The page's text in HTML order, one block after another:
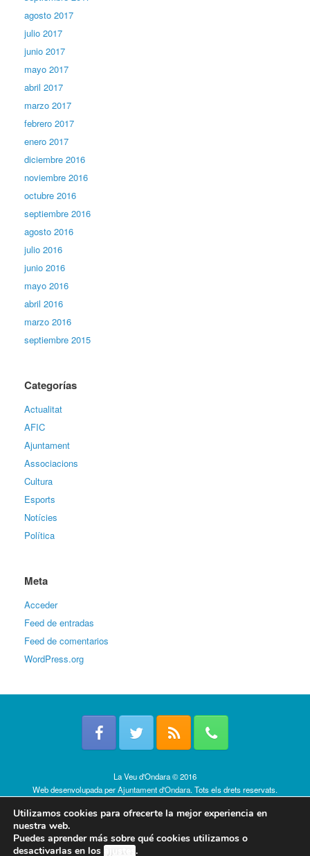
agosto 2017
julio 2017
junio 2017
mayo 2017
abril 2017
marzo 2017
febrero 2017
enero 2017
diciembre 2016
noviembre 2016
octubre 2016
septiembre 2016
agosto 2016
julio 2016
junio 2016
mayo 2016
abril 2016
marzo 2016
septiembre 2015
Categorías
Actualitat
AFIC
Ajuntament
Associacions
Cultura
Esports
Notícies
Política
Meta
Acceder
Feed de entradas
Feed de comentarios
WordPress.org
La Veu d'Ondara © 2016
Web desenvolupada perAjuntament d'Ondara. Tots els drets reservats.
Utilizamos cookies para ofrecerte la mejor experiencia en
nuestra web.
Puedes aprender más sobre qué cookies utilizamos o
desactivarlas en los ajustes.